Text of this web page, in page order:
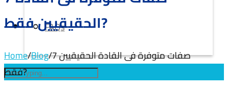
FAQs
الحقيقيين فقط?
Home/Blog/7 صفات متوفرة فى القادة الحقيقيين
فقط?